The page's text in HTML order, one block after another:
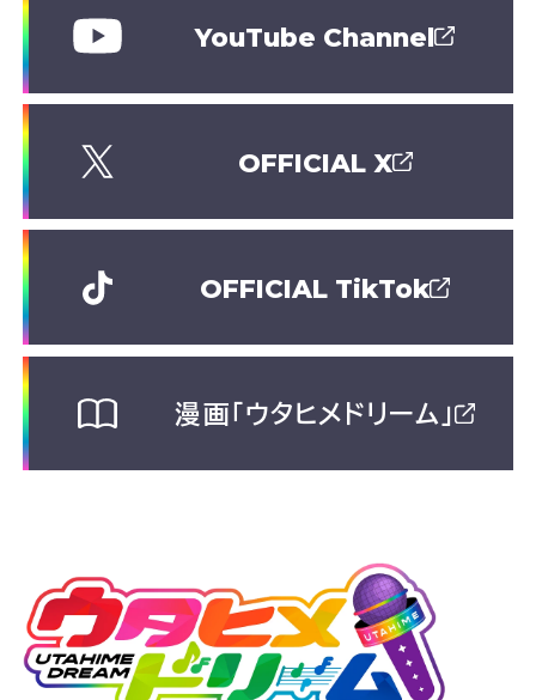
YouTube Channel
OFFICIAL X
OFFICIAL TikTok
漫画「ウタヒメドリーム」